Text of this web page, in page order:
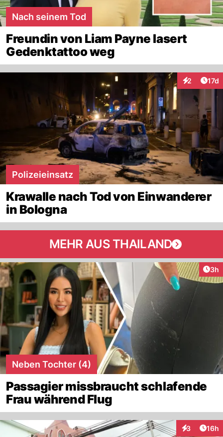
Nach seinem Tod
Freundin von Liam Payne lasert
Gedenktattoo weg
2 17d
Polizeieinsatz
Krawalle nach Tod von Einwanderer
in Bologna
MEHR AUS THAILAND
3h
Neben Tochter (4)
Passagier missbraucht schlafende
Frau während Flug
3
Interaktionen
16h